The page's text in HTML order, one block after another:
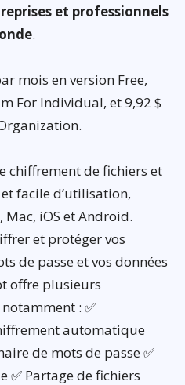
et professionnels
.
mois en version Free,
For Individual, et 9,92 $
chiffrement de fichiers et
facile d’utilisation,
iOS et Android.
et protéger vos
de passe et vos données
offre plusieurs
: ✅
automatique
de mots de passe ✅
Partage de fichiers